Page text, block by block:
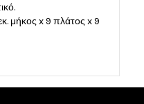
μήκος x 9 πλάτος x 9